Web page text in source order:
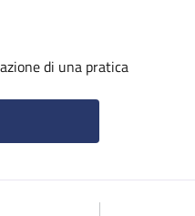
di una pratica